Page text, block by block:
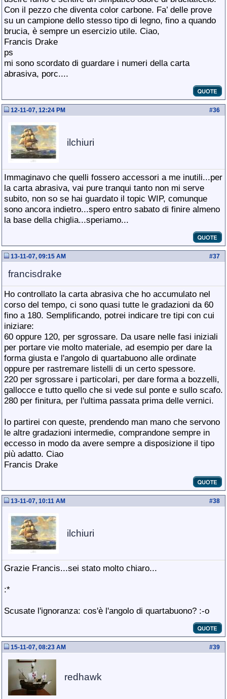
Con il pezzo che diventa color carbone. Fa’ delle prove
su un campione dello stesso tipo di legno, fino a quando
brucia, è sempre un esercizio utile. Ciao,
Francis Drake
ps
mi sono scordato di guardare i numeri della carta
abrasiva, porc....
#36
12-11-07, 12:24 PM
ilchiuri
Immaginavo che quelli fossero accessori a me inutili...per
la carta abrasiva, vai pure tranqui tanto non mi serve
subito, non so se hai guardato il topic WIP, comunque
sono ancora indietro...spero entro sabato di finire almeno
la base della chiglia...speriamo...
#37
13-11-07, 09:15 AM
francisdrake
Ho controllato la carta abrasiva che ho accumulato nel
corso del tempo, ci sono quasi tutte le gradazioni da 60
fino a 180. Semplificando, potrei indicare tre tipi con cui
iniziare:
60 oppure 120, per sgrossare. Da usare nelle fasi iniziali
per portare vie molto materiale, ad esempio per dare la
forma giusta e l'angolo di quartabuono alle ordinate
oppure per rastremare listelli di un certo spessore.
220 per sgrossare i particolari, per dare forma a bozzelli,
gallocce e tutto quello che si vede sul ponte e sullo scafo.
280 per finitura, per l'ultima passata prima delle vernici.
Io partirei con queste, prendendo man mano che servono
le altre gradazioni intermedie, comprandone sempre in
eccesso in modo da avere sempre a disposizione il tipo
più adatto. Ciao
Francis Drake
#38
13-11-07, 10:11 AM
ilchiuri
Grazie Francis...sei stato molto chiaro...
:*
Scusate l'ignoranza: cos'è l'angolo di quartabuono? :-o
#39
15-11-07, 08:23 AM
redhawk